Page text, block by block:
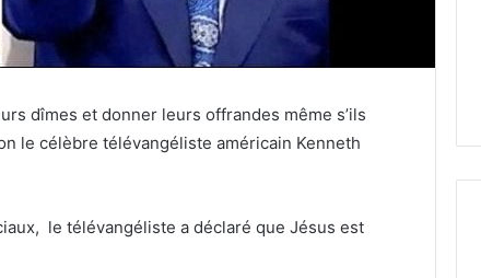
dîmes et donner leurs offrandes même s’ils
le célèbre télévangéliste américain Kenneth
le télévangéliste a déclaré que Jésus est